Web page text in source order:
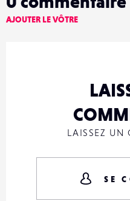
AJOUTER LE VÔTRE
LAISSEZ UN
SE